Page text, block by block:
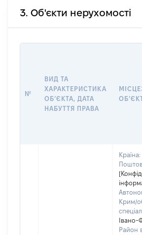
3. Об'єкти нерухомості
№
ВИД ТА
ХАРАКТЕРИСТИКА
ОБʼЄКТА, ДАТА
НАБУТТЯ ПРАВА
Країна:
Крим/
Івано-
Район